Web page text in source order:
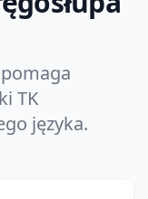
TK
języka.